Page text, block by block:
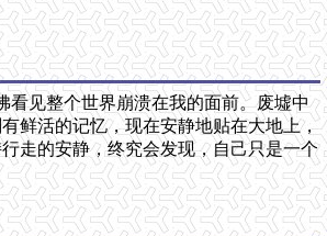
看见整个世界崩溃在我的面前。废墟中
鲜活的记忆，现在安静地贴在大地上，
走的安静，终究会发现，自己只是一个